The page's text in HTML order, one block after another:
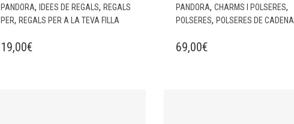
PANDORA, IDEES DE REGALS, REGALS
PER, REGALS PER A LA TEVA FILLA
19,00€
PANDORA, CHARMS I POLSERES,
POLSERES, POLSERES DE CADENA
69,00€